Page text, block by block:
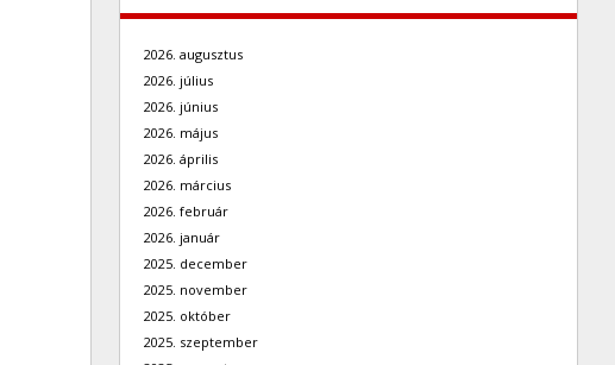
2026. augusztus
2026. július
2026. június
2026. május
2026. április
2026. március
2026. február
2026. január
2025. december
2025. november
2025. október
2025. szeptember